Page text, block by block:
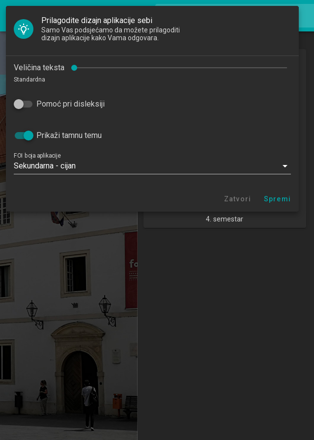
Djelatnici
Katedre
FOI Nastava
Osnove web tehnologija
4. semestar
Prilagodite dizajn aplikacije sebi
Samo Vas podsjećamo da možete prilagoditi
dizajn aplikacije kako Vama odgovara.
Veličina teksta
Standardna
Pomoć pri disleksiji
Prikaži tamnu temu
FOI boja aplikacije
Sekundarna - cijan
Zatvori Spremi